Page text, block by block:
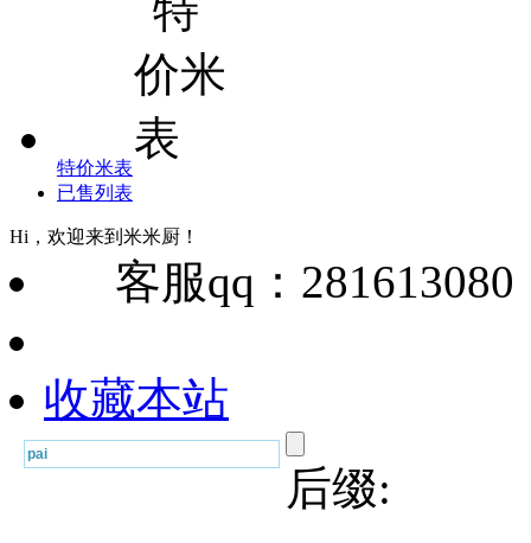
特价米表
已售列表
Hi，欢迎来到米米厨！
客服qq：281613080
收藏本站
后缀: